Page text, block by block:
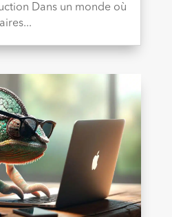
Dans un monde où